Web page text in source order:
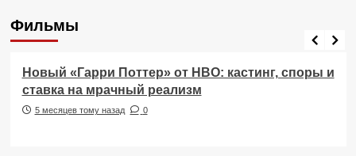
Фильмы
Фильмы
Новый «Гарри Поттер» от HBO: кастинг, споры и
ставка на мрачный реализм
5 месяцев тому назад 0